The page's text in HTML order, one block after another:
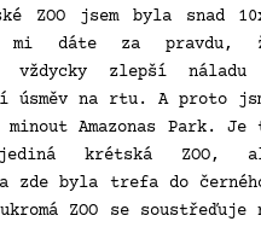
ZOO jsem byla snad
mi dáte za pravdu,
vždycky zlepší náladu
úsměv na rtu. A proto
minout Amazonas Park. Je
krétská ZOO,
zde byla trefa do
ZOO se soustřeďuje